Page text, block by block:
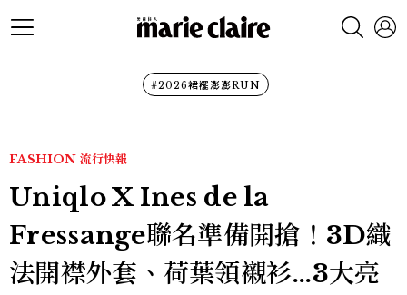
#2026裙襬澎澎RUN
FASHION 流行快報
Uniqlo X Ines de la
Fressange聯名準備開搶！3D織
法開襟外套、荷葉領襯衫…3大亮